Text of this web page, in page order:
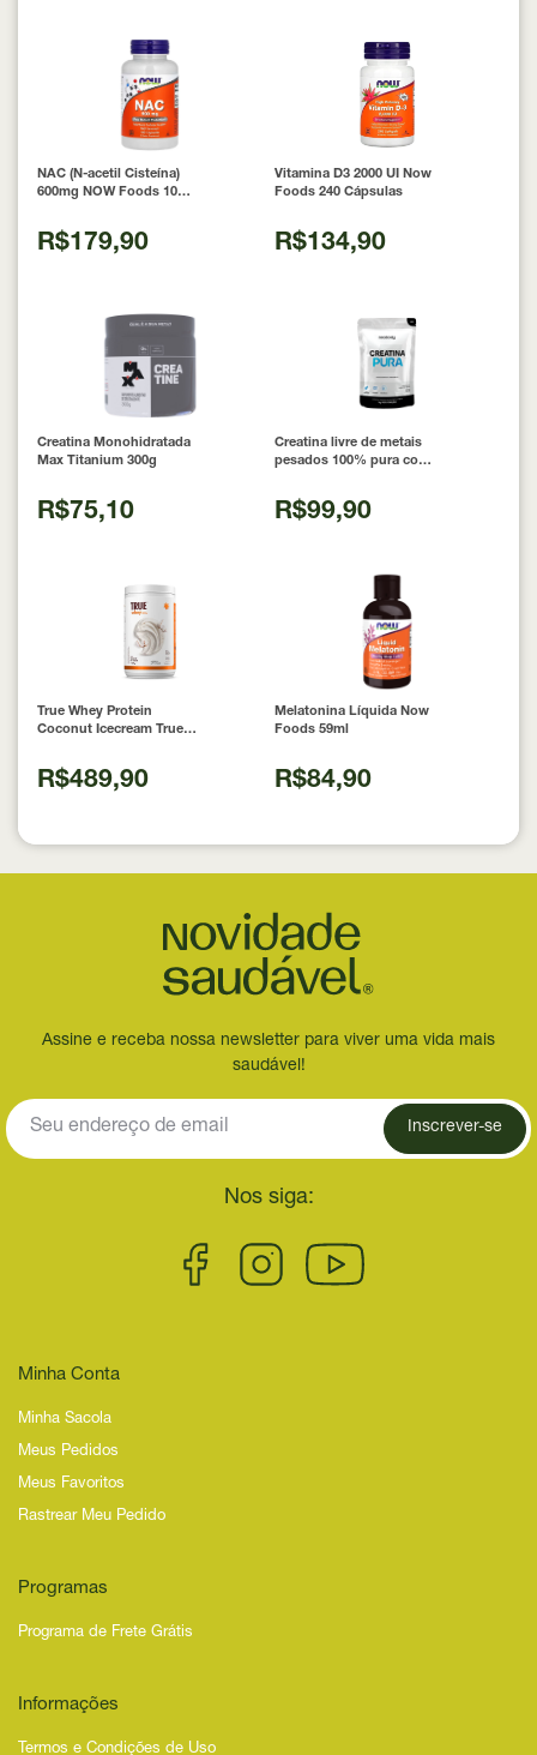
NAC (N-acetil Cisteína)
600mg NOW Foods 100
R$179,90
Vitamina D3 2000 UI Now
Foods 240 Cápsulas
R$134,90
Creatina Monohidratada
Max Titanium 300g
R$75,10
Creatina livre de metais
pesados 100% pura com
Nutrition
R$99,90
True Whey Protein
Coconut Icecream True
R$489,90
Melatonina Líquida Now
Foods 59ml
R$84,90
Assine e receba nossa newsletter para viver uma vida mais
saudável!
Inscrever-se
Nos siga:
Minha Conta
Minha Sacola
Meus Pedidos
Meus Favoritos
Rastrear Meu Pedido
Programas
Programa de Frete Grátis
Informações
Termos e Condições de Uso